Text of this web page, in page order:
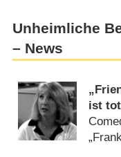
Unheimliche
– News
ist tot